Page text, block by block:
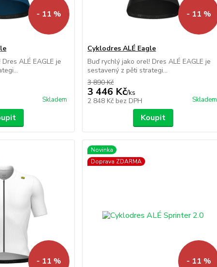
- 11 %
ALÉ EAGLE je
Skladem
- 11 %
Cyklodres ALÉ Eagle
Buď rychlý jako orel! Dres ALÉ EAGLE je
sestavený z pěti strategi...
3 890 Kč
3 446 Kč/ks
2 848 Kč bez DPH Skladem
Koupit
- 11 %
Novinka
Doprava ZDARMA
- 11 %